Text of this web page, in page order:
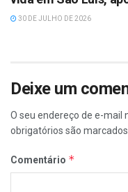
30 DE JULHO DE 2026
Deixe um
O seu endereço de e-mail
obrigatórios são
Comentário *